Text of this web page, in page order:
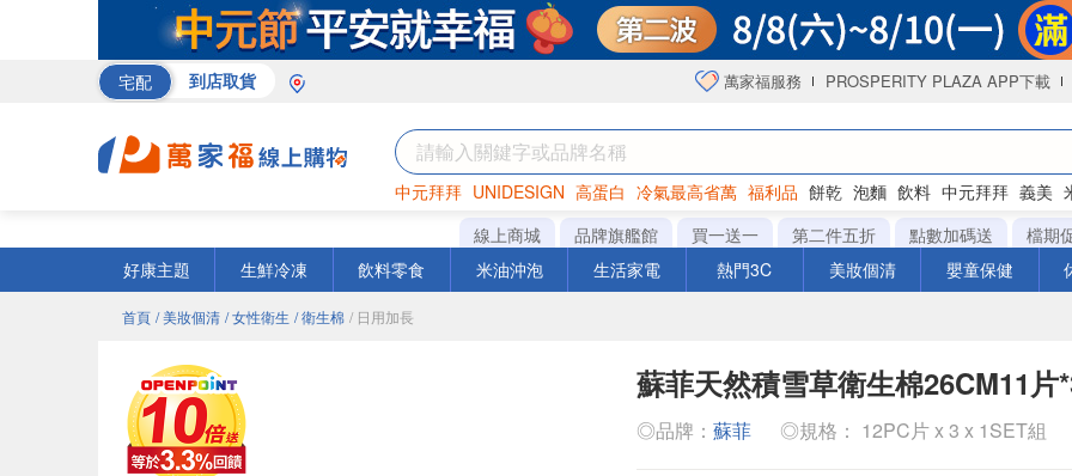
宅配 到店取貨 萬家福服務 PROSPERITY PLAZA APP下載
中元拜拜 UNIDESIGN 高蛋白 冷氣最高省萬 福利品 餅乾 泡麵 飲料 中元拜拜 義美
罐頭 咖啡 海苔
線上商城 品牌旗艦館 買一送一 第二件五折 點數加碼送
檔期
好康主題
生鮮冷凍 飲料零食 米油沖泡 生活家電 熱門3C 美妝個清 嬰童保健
首頁 / 美妝個清 / 女性衛生 / 衛生棉 / 日用加長
蘇菲天然積雪草衛生棉26CM11片
◎品牌： 蘇菲 ◎規格： 12PC片 x 3 x 1SET組